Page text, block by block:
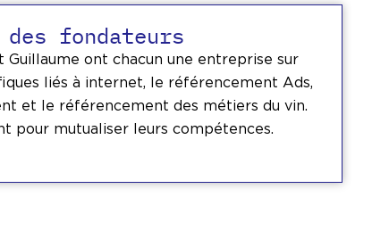
des fondateurs
Guillaume ont chacun une entreprise sur
liés à internet, le référencement Ads,
et le référencement des métiers du vin.
pour mutualiser leurs compétences.